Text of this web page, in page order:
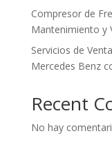
Compresor de
Mantenimiento y
Servicios de
Mercedes Benz
Recent
No hay